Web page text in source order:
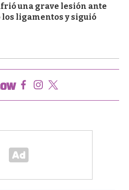
una grave lesión ante
ligamentos y siguió